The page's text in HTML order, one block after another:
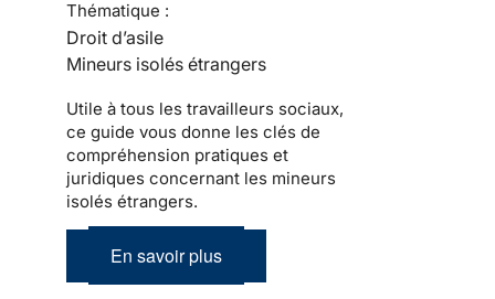
Thématique :
Droit d’asile
Mineurs isolés étrangers
Utile à tous les travailleurs sociaux,
ce guide vous donne les clés de
compréhension pratiques et
juridiques concernant les mineurs
isolés étrangers.
En savoir plus